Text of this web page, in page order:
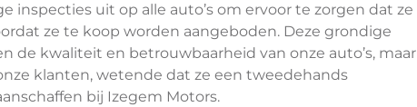
inspecties uit op alle auto’s om ervoor te zorgen dat ze
ze te koop worden aangeboden. Deze grondige
de kwaliteit en betrouwbaarheid van onze auto’s, maar
klanten, wetende dat ze een tweedehands
bij Izegem Motors.